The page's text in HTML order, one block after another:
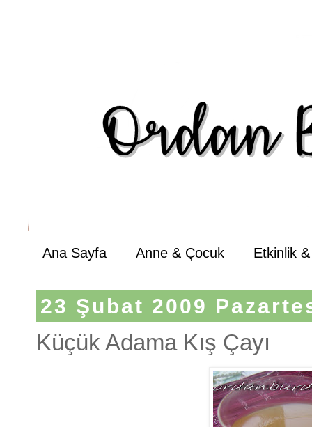
Ana Sayfa Anne & Çocuk Etkinlik
23 Şubat 2009
Küçük Adama Kış Çayı